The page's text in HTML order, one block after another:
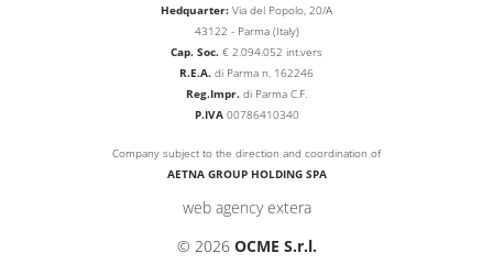
Hedquarter: Via del Popolo, 20/A
43122 - Parma (Italy)
Cap. Soc. € 2.094.052 int.vers
R.E.A. di Parma n. 162246
Reg.Impr. di Parma C.F.
P.IVA00786410340
Company subject to the direction and coordination of
AETNA GROUP HOLDING SPA
web agency extera
© 2026 OCME S.r.l.